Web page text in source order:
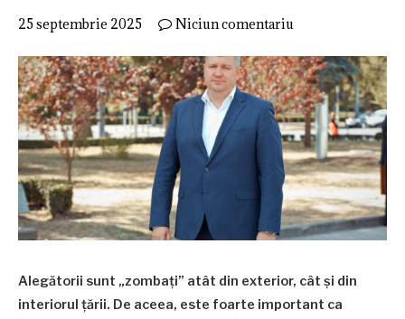
25 septembrie 2025 Niciun comentariu
Alegătorii sunt „zombați” atât din exterior, cât și din
interiorul țării. De aceea, este foarte important ca